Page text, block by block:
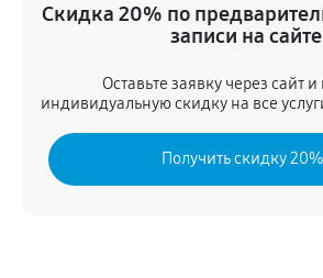
720 руб 50 минут
630 руб 60 минут
Восстановление после попадания
680 руб 70 минут
Скидка 20% по
записи на сайте
Оставьте заявку через сайт
индивидуальную скидку на все
Получить скидку 20%